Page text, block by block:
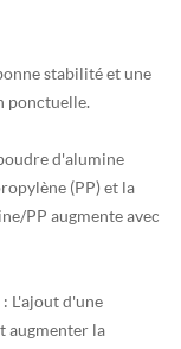
stabilité et une
ponctuelle.
d'alumine
(PP) et la
PP augmente avec
L'ajout d'une
augmenter la